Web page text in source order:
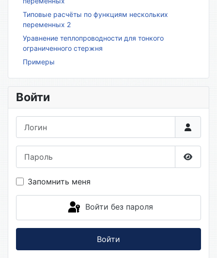
Типовые расчёты по функциям нескольких
переменных 2
Уравнение теплопроводности для тонкого
ограниченного стержня
Примеры
Войти
Запомнить меня
Войти без пароля
Войти